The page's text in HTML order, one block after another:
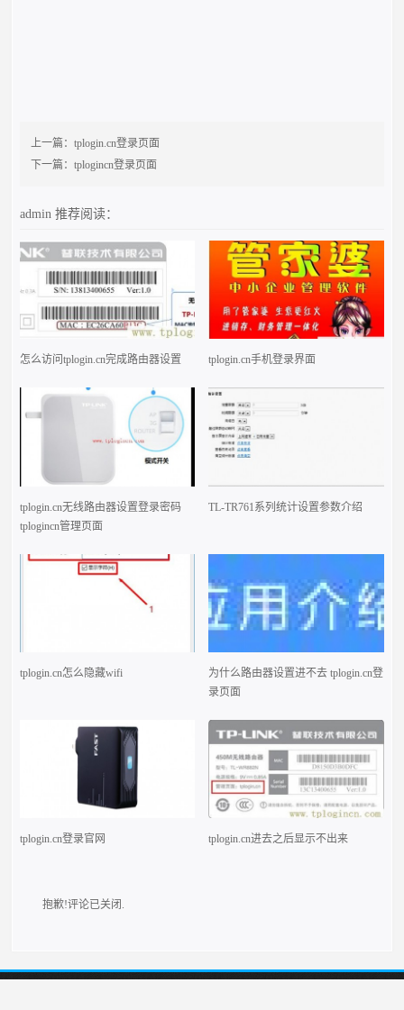
上一篇：tplogin.cn登录页面
下一篇：tplogincn登录页面
admin推荐阅读：
怎么访问tplogin.cn完成路由器设置 tplogin.cn手机登录界面
tplogin.cn无线路由器设置登录密码
tplogincn管理页面
TL-TR761系列统计设置参数介绍
tplogin.cn怎么隐藏wifi
为什么路由器设置进不去 tplogin.cn登
录页面
tplogin.cn登录官网 tplogin.cn进去之后显示不出来
抱歉!评论已关闭.